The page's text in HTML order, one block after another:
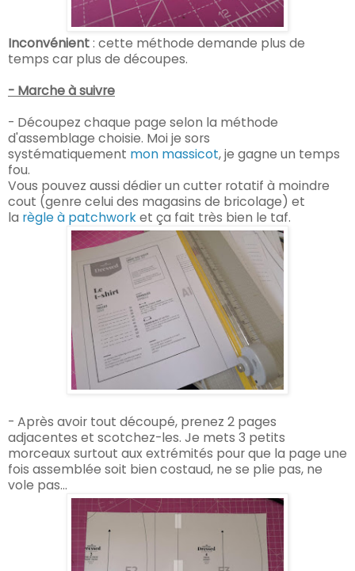
Inconvénient: cette méthode demande plus de
temps car plus de découpes.
- Marche à suivre
- Découpez chaque page selon la méthode
d'assemblage choisie. Moi je sors
systématiquement mon massicot, je gagne un temps
fou.
Vous pouvez aussi dédier un cutter rotatif à moindre
cout (genre celui des magasins de bricolage) et
la règle à patchworket ça fait très bien le taf.
- Après avoir tout découpé, prenez 2 pages
adjacentes et scotchez-les. Je mets 3 petits
morceaux surtout aux extrémités pour que la page une
fois assemblée soit bien costaud, ne se plie pas, ne
vole pas...